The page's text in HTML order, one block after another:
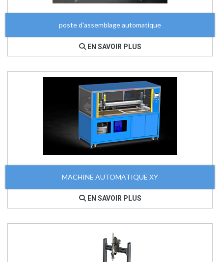
poste d'assemblage automatique
EN SAVOIR PLUS
MACHINE AUTOMATIQUE XY
EN SAVOIR PLUS